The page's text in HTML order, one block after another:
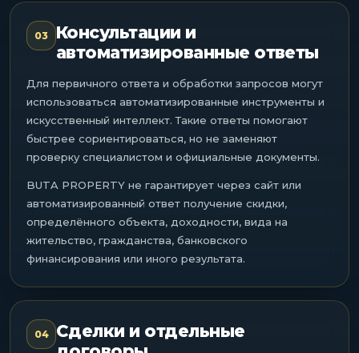
03
Консультации и
автоматизированные ответы
Для первичного ответа и обработки запросов могут
использоваться автоматизированные инструменты и
искусственный интеллект. Такие ответы помогают
быстрее сориентироваться, но не заменяют
проверку специалистом и официальные документы.
BUTA PROPERTY не гарантирует через сайт или
автоматизированный ответ получение скидки,
определённого объекта, доходности, вида на
жительство, гражданства, банковского
финансирования или иного результата.
04
Сделки и отдельные